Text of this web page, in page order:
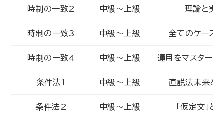
時制の一致2 中級～上級 理論と実
時制の一致3 中級～上級 全てのケース
時制の一致4 中級～上級 運用をマスターす
条件法1 中級～上級 直説法未来と
条件法2 中級～上級 「仮定文」と